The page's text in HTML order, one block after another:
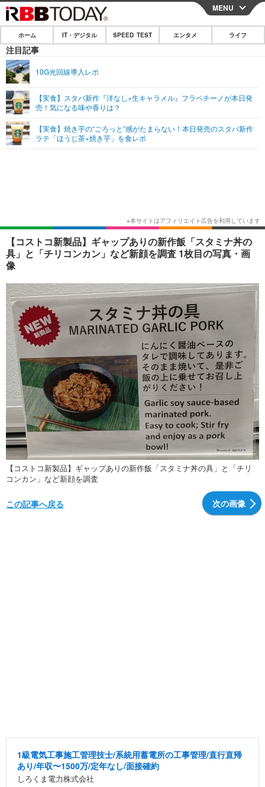
CLOSE
ホーム
IT・デジタル
ネタ
ショッピング その他
SPEED TEST
エンタメ
エンタメTOP
ショッピング その他
ライフ
MENU
ホーム IT・デジタル SPEED TEST エンタメ ライフ
注目記事
10G光回線導入レポ
【実食】スタバ新作『洋なし×生キャラメル』フラペチーノが本日発
売！気になる味や香りは？
【実食】焼き芋の“ごろっと”感がたまらない！本日発売のスタバ新作
ラテ「ほうじ茶×焼き芋」を食レポ
【コストコ新製品】ギャップありの新作飯「スタミナ丼の
具」と「チリコンカン」など新顔を調査 1枚目の写真・画
像
【コストコ新製品】ギャップありの新作飯「スタミナ丼の具」と「チリ
コンカン」など新顔を調査
次の画像
この記事へ戻る
1級電気工事施工管理技士/系統用蓄電所の工事管理/直行直帰
あり/年収〜1500万/定年なし/面接確約
しろくま電力株式会社